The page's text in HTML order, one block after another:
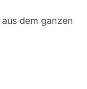
dem ganzen